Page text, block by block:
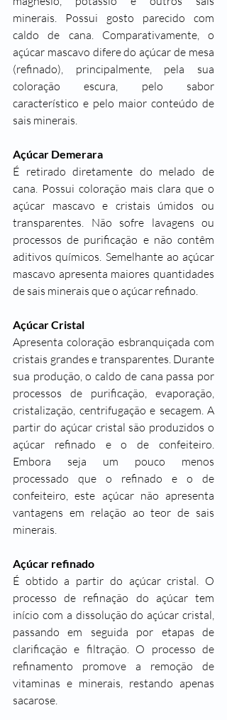
minerais. Possui gosto parecido com
caldo de cana. Comparativamente, o
açúcar mascavo difere do açúcar de mesa
(refinado), principalmente, pela sua
coloração escura, pelo sabor
característico e pelo maior conteúdo de
sais minerais.
Açúcar Demerara
É retirado diretamente do melado de
cana. Possui coloração mais clara que o
açúcar mascavo e cristais úmidos ou
transparentes. Não sofre lavagens ou
processos de purificação e não contêm
aditivos químicos. Semelhante ao açúcar
mascavo apresenta maiores quantidades
de sais minerais que o açúcar refinado.
Açúcar Cristal
Apresenta coloração esbranquiçada com
cristais grandes e transparentes. Durante
sua produção, o caldo de cana passa por
processos de purificação, evaporação,
cristalização, centrifugação e secagem. A
partir do açúcar cristal são produzidos o
açúcar refinado e o de confeiteiro.
Embora seja um pouco menos
processado que o refinado e o de
confeiteiro, este açúcar não apresenta
vantagens em relação ao teor de sais
minerais.
Açúcar refinado
É obtido a partir do açúcar cristal. O
processo de refinação do açúcar tem
início com a dissolução do açúcar cristal,
passando em seguida por etapas de
clarificação e filtração. O processo de
refinamento promove a remoção de
vitaminas e minerais, restando apenas
sacarose.